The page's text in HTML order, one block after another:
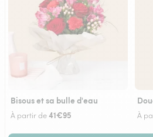
Bisous et sa bulle d'eau
À partir de41€95 À